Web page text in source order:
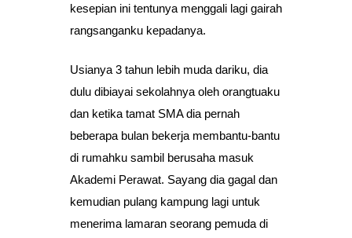
kesepian ini tentunya menggali lagi gairah
rangsanganku kepadanya.
Usianya 3 tahun lebih muda dariku, dia
dulu dibiayai sekolahnya oleh orangtuaku
dan ketika tamat SMA dia pernah
beberapa bulan bekerja membantu-bantu
di rumahku sambil berusaha masuk
Akademi Perawat. Sayang dia gagal dan
kemudian pulang kampung lagi untuk
menerima lamaran seorang pemuda di